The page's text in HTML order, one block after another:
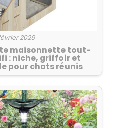
2026
maisonnette tout-
: niche, griffoir et
pour chats réunis